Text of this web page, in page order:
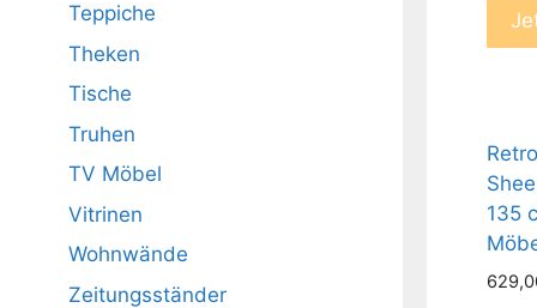
135
Teppiche
Theken
Tische
Truhen
TV Möbel
Vitrinen
Wohnwände
Zeitungsständer